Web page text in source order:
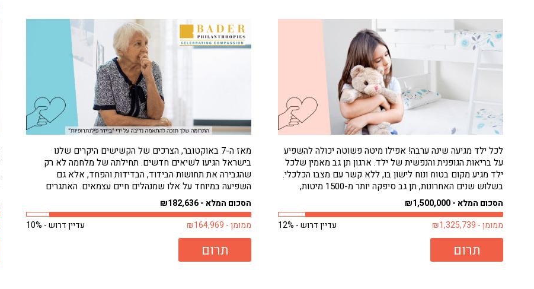
לכל ילד מגיעה שינה ערבה! אפילו מיטה פשוטה יכולה להשפיע
על בריאות הגופנית והנפשית של ילד. ארגון תן גב מאמין שלכל
ילד מגיע מקום בטוח ונוח לישון בו, ללא קשר עם מצבו הכלכלי.
בשלוש שנים האחרונות, תן גב סיפקה יותר מ-1500 מיטות,
בעיקר לילדים. רבים מילדים אלה היו ישנים על...
הסכום המלא - ₪1,500,000
עדיין דרוש - 12%
ממומן - ₪1,325,739
תרום
מאז ה-7 באוקטובר, הצרכים של הקשישים היקרים שלנו
בישראל הגיעו לשיאים חדשים. תחילתה של מלחמה לא רק
שהגבירה את תחושות הבידוד, הבדידות והפחד, אלא גם
השפיעה במיוחד על אלו שמנהלים חיים עצמאים. האתגרים
להסתדר לבד גדולים עכשיו מאי פעם. וכאילו לא די בכך, חורף
קר באופן בלתי צפוי רק החמיר...
הסכום המלא - ₪182,636
עדיין דרוש - 10%
ממומן - ₪164,969
תרום